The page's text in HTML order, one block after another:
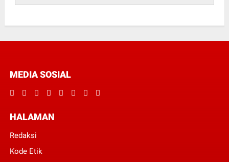
MEDIA SOSIAL
HALAMAN
Redaksi
Kode Etik